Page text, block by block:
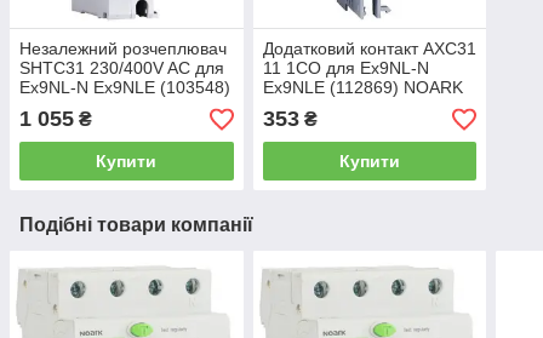
Незалежний розчеплювач
SHTC31 230/400V AC для
Ex9NL-N Ex9NLE (103548)
NOARK
1 055 ₴
Купити
Додатковий контакт AXC31
11 1CO для Ex9NL-N
Ex9NLE (112869) NOARK
353₴
Купити
Подібні товари компанії